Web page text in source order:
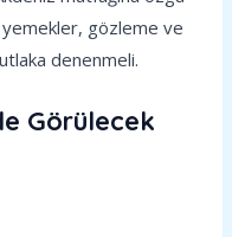
gözleme ve
denenmeli.
Görülecek